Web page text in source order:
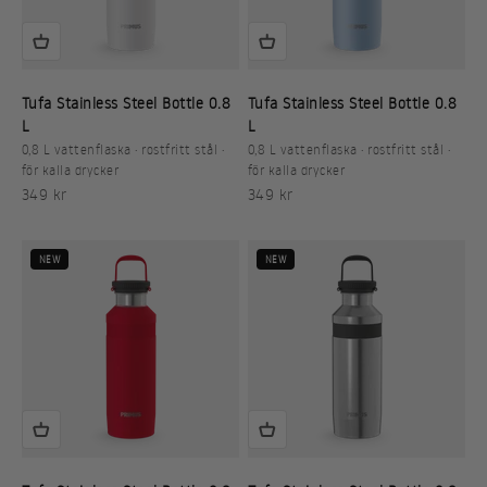
Tufa Stainless Steel Bottle 0.8
L
0,8 L vattenflaska · rostfritt stål ·
för kalla drycker
REA-pris
349 kr
Tufa Stainless Steel Bottle 0.8
L
0,8 L vattenflaska · rostfritt stål ·
för kalla drycker
REA-pris
349 kr
NEW NEW